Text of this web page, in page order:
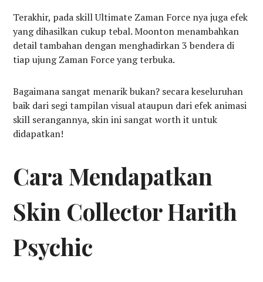
Terakhir, pada skill Ultimate Zaman Force nya juga efek
yang dihasilkan cukup tebal. Moonton menambahkan
detail tambahan dengan menghadirkan 3 bendera di
tiap ujung Zaman Force yang terbuka.
Bagaimana sangat menarik bukan? secara keseluruhan
baik dari segi tampilan visual ataupun dari efek animasi
skill serangannya, skin ini sangat worth it untuk
didapatkan!
Cara Mendapatkan
Skin Collector Harith
Psychic